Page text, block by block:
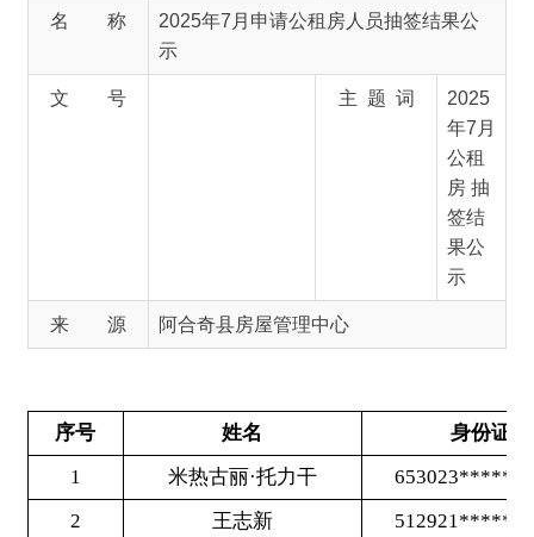
公租
签结
果公
身份证号
1 米热古丽·托力干
2 王志新 512921********3677
4
李林 512923********1532
努尔萨达·阿不都别克 653023********0824
木斯哈丽·托合托巴依 653023********0423